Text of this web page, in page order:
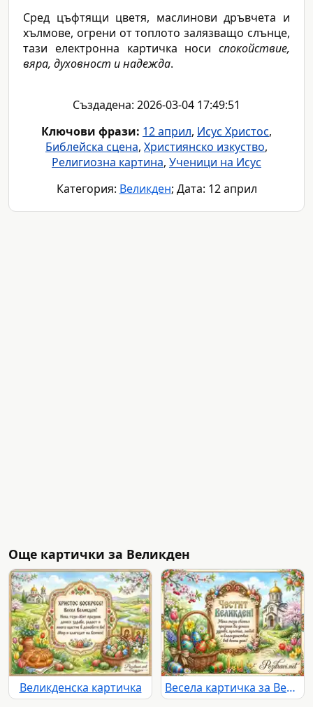
Сред цъфтящи цветя, маслинови дръвчета и
хълмове, огрени от топлото залязващо слънце,
тази електронна картичка носи спокойствие,
вяра, духовност и надежда.
Създадена: 2026-03-04 17:49:51
Ключови фрази: 12 април, Исус Христос,
Библейска сцена, Християнско изкуство,
Религиозна картина, Ученици на Исус
Категория: Великден; Дата: 12 април
Още картички за Великден
Великденска картичка Весела картичка за Великден